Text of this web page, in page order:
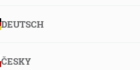
DEUTSCH
ČESKY